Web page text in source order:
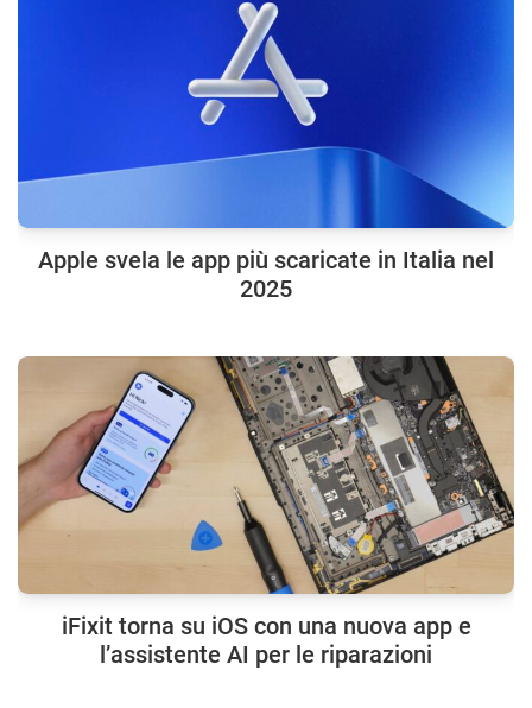
Apple svela le app più scaricate in Italia nel
2025
iFixit torna su iOS con una nuova app e
l’assistente AI per le riparazioni